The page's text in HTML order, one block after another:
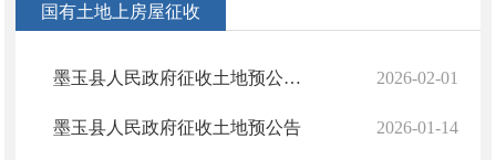
国有土地上房屋征收
2026-02-01
墨玉县人民政府征收土地预公告 墨征预告〔2026〕2号
2026-01-14
墨玉县人民政府征收土地预公告